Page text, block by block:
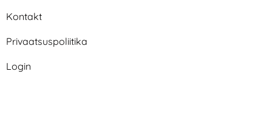
Kontakt
Privaatsuspoliitika
Login